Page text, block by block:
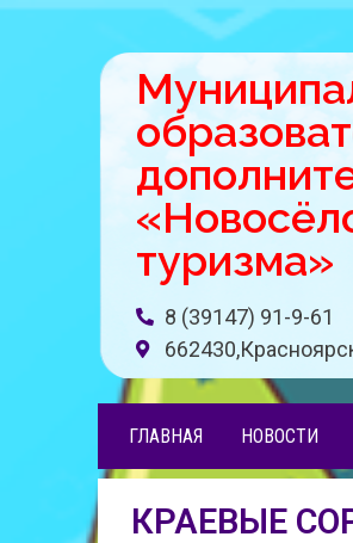
туризма»
8 (39147) 91-9-61
ГЛАВНАЯ НОВОСТИ
КРАЕВЫЕ